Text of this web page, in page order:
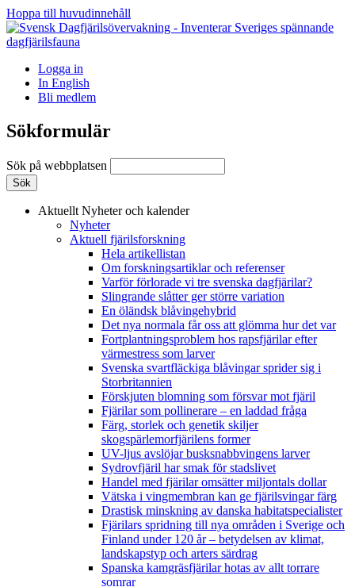
Hoppa till huvudinnehåll
Logga in
In English
Bli medlem
Sökformulär
Sök på webbplatsen
Aktuellt Nyheter och kalender
Nyheter
Aktuell fjärilsforskning
Hela artikellistan
Om forskningsartiklar och referenser
Varför förlorade vi tre svenska dagfjärilar?
Slingrande slåtter ger större variation
En öländsk blåvingehybrid
Det nya normala får oss att glömma hur det var
Fortplantningsproblem hos rapsfjärilar efter
värmestress som larver
Svenska svartfläckiga blåvingar sprider sig i
Storbritannien
Förskjuten blomning som försvar mot fjäril
Fjärilar som pollinerare – en laddad fråga
Färg, storlek och genetik skiljer
skogspärlemorfjärilens former
UV-ljus avslöjar busksnabbvingens larver
Sydrovfjäril har smak för stadslivet
Handel med fjärilar omsätter miljontals dollar
Vätska i vingmembran kan ge fjärilsvingar färg
Drastisk minskning av danska habitatspecialister
Fjärilars spridning till nya områden i Sverige och
Finland under 120 år– betydelsen av klimat,
landskapstyp och arters särdrag
Spanska kamgräsfjärilar hotas av allt torrare
somrar